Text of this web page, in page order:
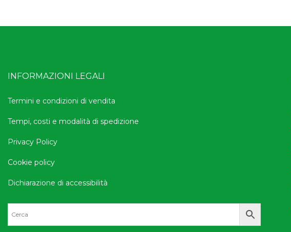
INFORMAZIONI LEGALI
Termini e condizioni di vendita
Tempi, costi e modalità di spedizione
Privacy Policy
Cookie policy
Dichiarazione di accessibilità